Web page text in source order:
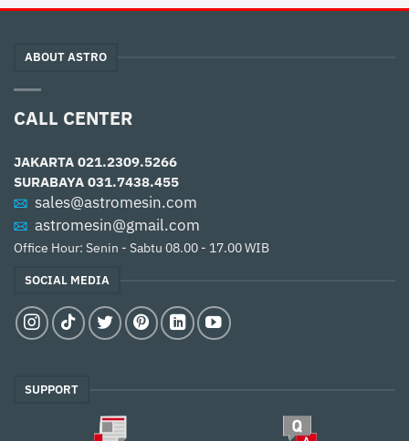
ABOUT ASTRO
CALL CENTER
JAKARTA 021.2309.5266
SURABAYA 031.7438.455
sales@astromesin.com
astromesin@gmail.com
Office Hour: Senin - Sabtu 08.00 - 17.00 WIB
SOCIAL MEDIA
SUPPORT